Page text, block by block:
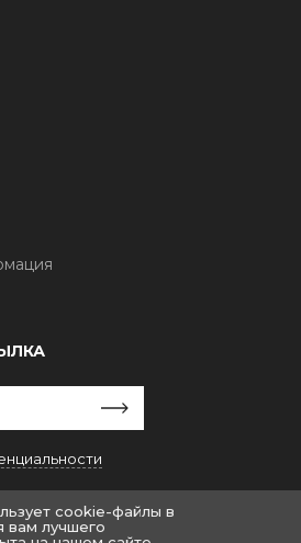
cookie-файлы в
вам лучшего